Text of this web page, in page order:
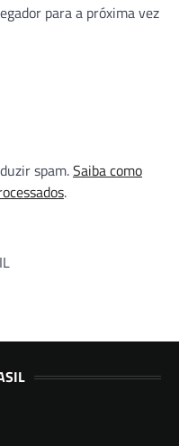
para a próxima vez
spam.Saiba como
.